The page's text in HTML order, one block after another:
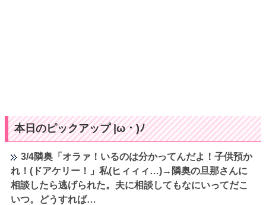
本日のピックアップ |ω・)ﾉ
3/4隣奥「オラァ！いるのは分かってんだよ！子供預か
れ！(ドアケリー！」私(ヒィィィ…)→隣奥の旦那さんに
相談したら逃げられた。夫に相談してもなにいってだこ
いつ。どうすれば…